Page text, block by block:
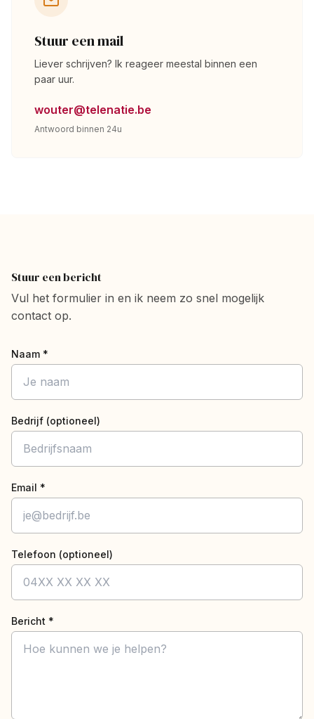
Stuur een mail
Liever schrijven? Ik reageer meestal binnen een
paar uur.
wouter@telenatie.be
Antwoord binnen 24u
Stuur een bericht
Vul het formulier in en ik neem zo snel mogelijk
contact op.
Naam *
Bedrijf (optioneel)
Email *
Telefoon (optioneel)
Bericht *